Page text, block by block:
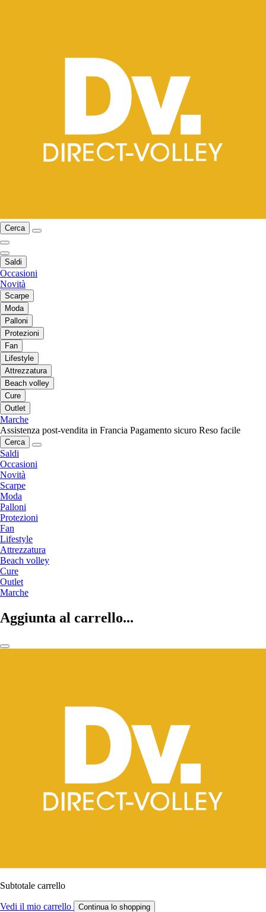
Cerca
Saldi
Occasioni
Novità
Scarpe
Moda
Palloni
Protezioni
Fan
Lifestyle
Attrezzatura
Beach volley
Cure
Outlet
Marche
Assistenza post-vendita in Francia Pagamento sicuro Reso facile
Cerca
Saldi
Occasioni
Novità
Scarpe
Moda
Palloni
Protezioni
Fan
Lifestyle
Attrezzatura
Beach volley
Cure
Outlet
Marche
Aggiunta al carrello...
Subtotale carrello
Vedi il mio carrello Continua lo shopping